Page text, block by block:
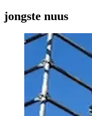
jongste nuus